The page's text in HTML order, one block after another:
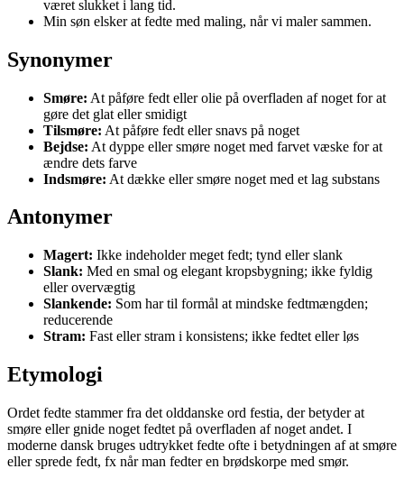
været slukket i lang tid.
Min søn elsker at fedte med maling, når vi maler sammen.
Synonymer
Smøre: At påføre fedt eller olie på overfladen af noget for at
gøre det glat eller smidigt
Tilsmøre: At påføre fedt eller snavs på noget
Bejdse: At dyppe eller smøre noget med farvet væske for at
ændre dets farve
Indsmøre: At dække eller smøre noget med et lag substans
Antonymer
Magert: Ikke indeholder meget fedt; tynd eller slank
Slank: Med en smal og elegant kropsbygning; ikke fyldig
eller overvægtig
Slankende: Som har til formål at mindske fedtmængden;
reducerende
Stram: Fast eller stram i konsistens; ikke fedtet eller løs
Etymologi
Ordet fedte stammer fra det olddanske ord festia, der betyder at
smøre eller gnide noget fedtet på overfladen af noget andet. I
moderne dansk bruges udtrykket fedte ofte i betydningen af at smøre
eller sprede fedt, fx når man fedter en brødskorpe med smør.